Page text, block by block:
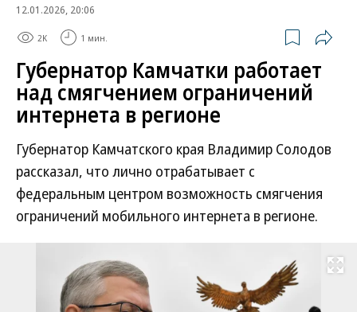
12.01.2026, 20:06
2K 1 мин.
Губернатор Камчатки работает
над смягчением ограничений
интернета в регионе
Губернатор Камчатского края Владимир Солодов
рассказал, что лично отрабатывает с
федеральным центром возможность смягчения
ограничений мобильного интернета в регионе.
Развернуть